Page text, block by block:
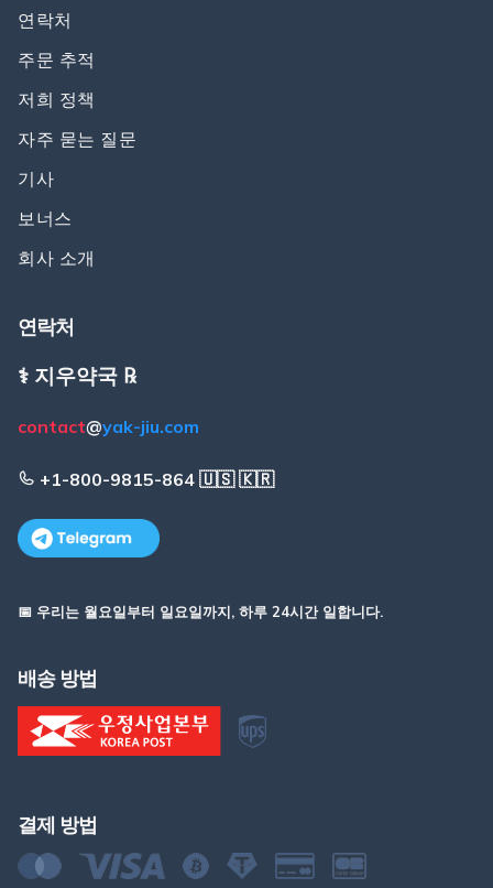
연락처
주문 추적
저희 정책
자주 묻는 질문
기사
보너스
회사 소개
연락처
⚕️ 지우약국 ℞
contact@yak-jiu.com
+1-800-9815-864 🇺🇸 🇰🇷
📅 우리는 월요일부터 일요일까지, 하루 24시간 일합니다.
배송 방법
결제 방법